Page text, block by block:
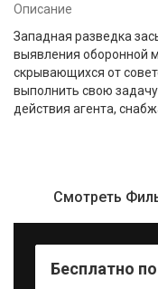
Описание
Западная разведка
выявления оборонной
скрывающихся от
выполнить свою
действия агента,
Смотреть
Бесплатно